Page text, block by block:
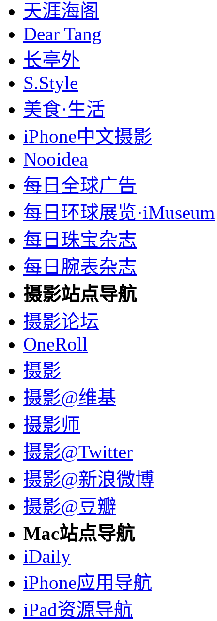
天涯海阁
Dear Tang
长亭外
S.Style
美食·生活
iPhone中文摄影
Nooidea
每日全球广告
每日环球展览·iMuseum
每日珠宝杂志
每日腕表杂志
摄影站点导航
摄影论坛
OneRoll
摄影
摄影@维基
摄影师
摄影@Twitter
摄影@新浪微博
摄影@豆瓣
Mac站点导航
iDaily
iPhone应用导航
iPad资源导航